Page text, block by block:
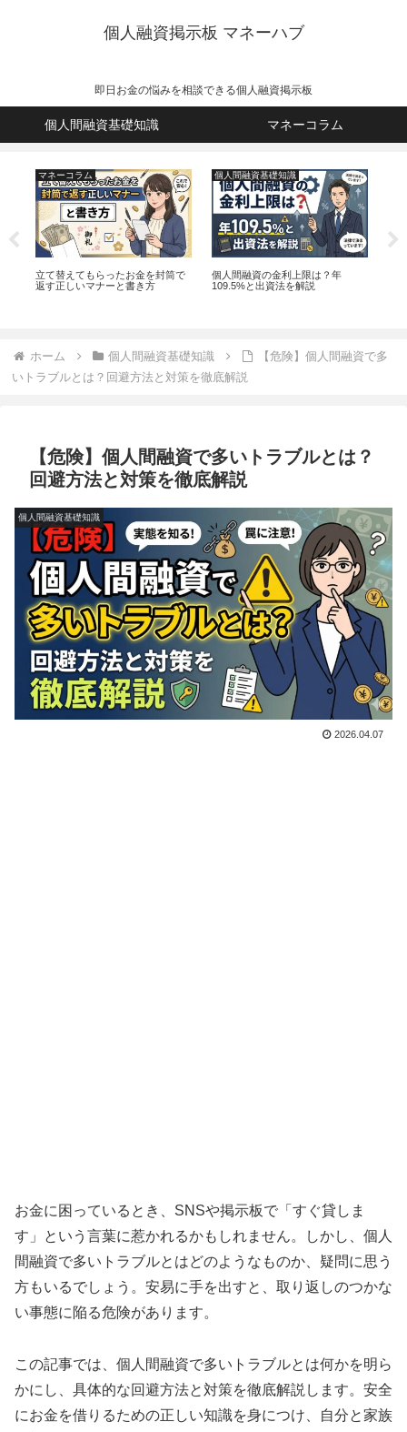
個人融資掲示板 マネーハブ
即日お金の悩みを相談できる個人融資掲示板
個人間融資基礎知識 マネーコラム
マネーコラム
立て替えてもらったお金を封筒で
返す正しいマナーと書き方
個人間融資基礎知識
個人間融資の金利上限は？年
109.5%と出資法を解説
ホーム 個人間融資基礎知識
【危険】個人間融資で多
いトラブルとは？回避方法と対策を徹底解説
【危険】個人間融資で多いトラブルとは？
回避方法と対策を徹底解説
個人間融資基礎知識
2026.04.07
お金に困っているとき、SNSや掲示板で「すぐ貸しま
す」という言葉に惹かれるかもしれません。しかし、個人
間融資で多いトラブルとはどのようなものか、疑問に思う
方もいるでしょう。安易に手を出すと、取り返しのつかな
い事態に陥る危険があります。
この記事では、個人間融資で多いトラブルとは何かを明ら
かにし、具体的な回避方法と対策を徹底解説します。安全
にお金を借りるための正しい知識を身につけ、自分と家族